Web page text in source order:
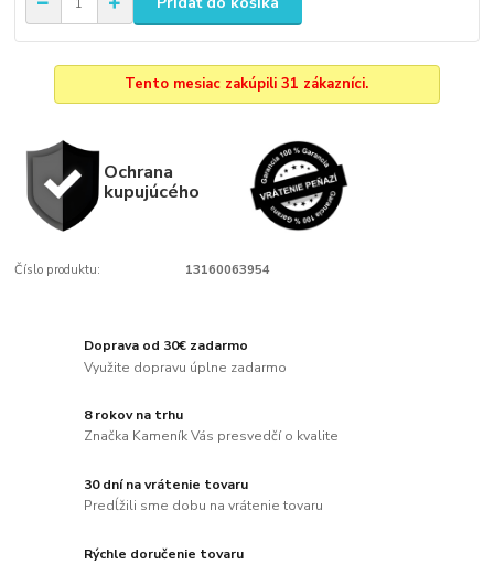
Tento mesiac zakúpili 31 zákazníci.
Ochrana
kupujúcého
Číslo produktu: 13160063954
Doprava od 30€ zadarmo
Využite dopravu úplne zadarmo
8 rokov na trhu
Značka Kameník Vás presvedčí o kvalite
30 dní na vrátenie tovaru
Predĺžili sme dobu na vrátenie tovaru
Rýchle doručenie tovaru